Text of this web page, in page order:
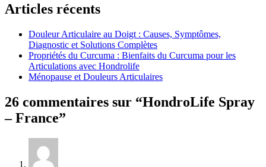
Articles récents
Douleur Articulaire au Doigt : Causes, Symptômes,
Diagnostic et Solutions Complètes
Propriétés du Curcuma : Bienfaits du Curcuma pour les
Articulations avec Hondrolife
Ménopause et Douleurs Articulaires
26 commentaires sur “HondroLife Spray
– France”